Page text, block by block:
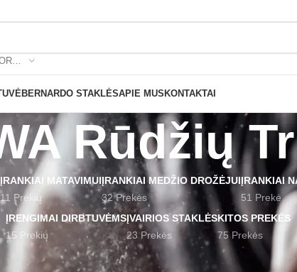
BERNARDO STAKLĖSAPIE MUS KONTAKTAI
Rūdžių
ĮRANKIAI MATAVIMUI
11 Prekių
ĮRANKIAI MEDŽIO DROŽĖJUI
32 Prekės
ĮRANKIAI
51 Prekė
ĮRENGIMAI DIRBTUVĖMS
15 Prekių
ĮVAIRIOS STAKLĖS
23 Prekės
KITOS PREKĖS
75 Prekės
su žymomis “NANIWA Rūdžių Trintukas”